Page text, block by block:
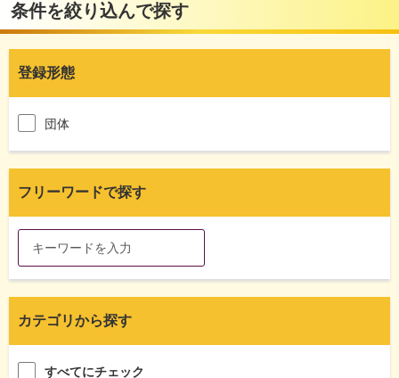
条件を絞り込んで探す
登録形態
団体
フリーワードで探す
カテゴリから探す
すべてにチェック